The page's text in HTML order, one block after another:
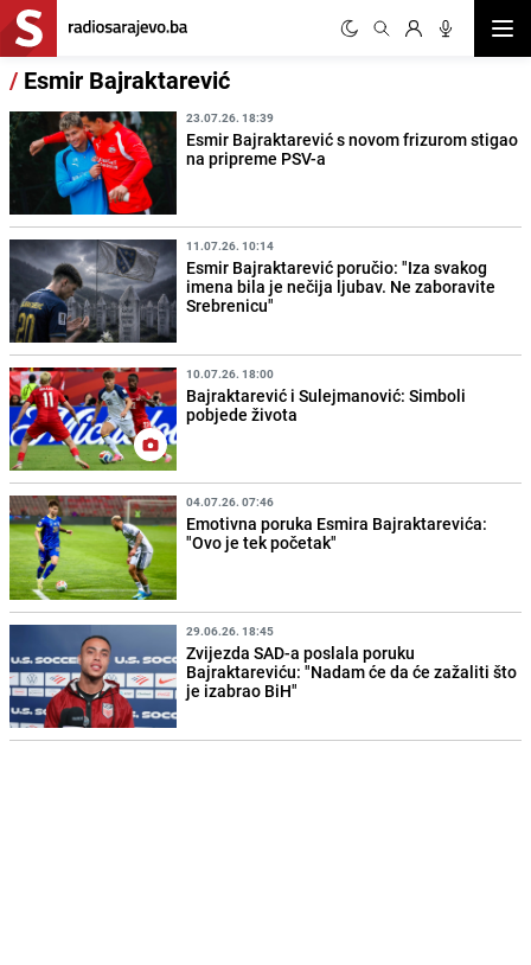
/ Esmir Bajraktarević
23.07.26. 18:39
Esmir Bajraktarević s novom frizurom stigao
na pripreme PSV-a
11.07.26. 10:14
Esmir Bajraktarević poručio: "Iza svakog
imena bila je nečija ljubav. Ne zaboravite
Srebrenicu"
10.07.26. 18:00
Bajraktarević i Sulejmanović: Simboli
pobjede života
04.07.26. 07:46
Emotivna poruka Esmira Bajraktarevića:
"Ovo je tek početak"
29.06.26. 18:45
Zvijezda SAD-a poslala poruku
Bajraktareviću: "Nadam će da će zažaliti što
je izabrao BiH"